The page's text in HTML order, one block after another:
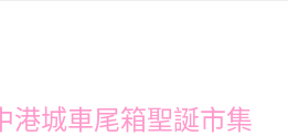
港城車尾箱聖誕市集